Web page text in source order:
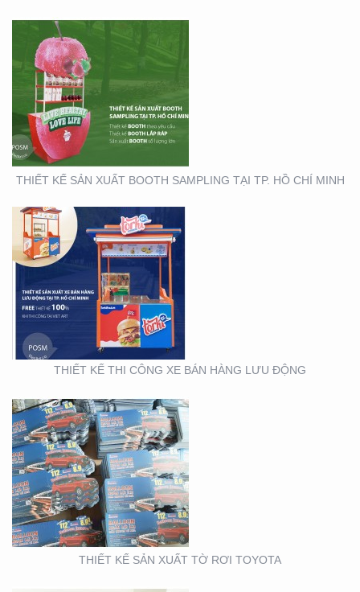
THIẾT KẾ SẢN XUẤT BOOTH SAMPLING TẠI TP. HỒ CHÍ MINH
THIẾT KẾ THI CÔNG XE
BÁN HÀNG LƯU ĐỘNG
THIẾT KẾ THI CÔNG XE BÁN HÀNG LƯU ĐỘNG
THIẾT KẾ SẢN XUẤT TỜ
RƠI TOYOTA
THIẾT KẾ SẢN XUẤT TỜ RƠI TOYOTA
THIẾT KẾ SẢN XUẤT
WOBLER ” TÀI CHÍNH
TOYOTA”